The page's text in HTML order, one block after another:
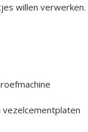
willen verwerken.
vezelcementplaten